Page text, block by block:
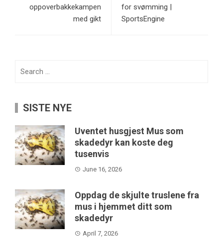
oppoverbakkekampen
med gikt
for svømming |
SportsEngine
SISTE NYE
Uventet husgjest Mus som
skadedyr kan koste deg
tusenvis
June 16, 2026
Oppdag de skjulte truslene fra
mus i hjemmet ditt som
skadedyr
April 7, 2026